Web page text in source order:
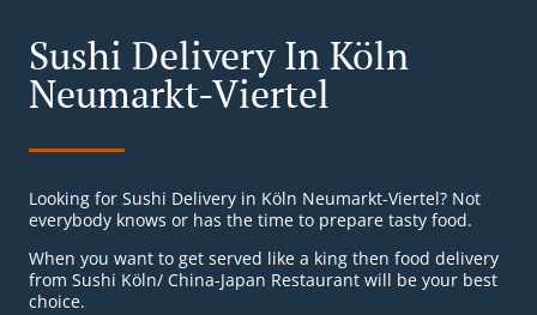
Sushi Delivery In Köln
Neumarkt-Viertel
Looking for Sushi Delivery in Köln Neumarkt-Viertel? Not
everybody knows or has the time to prepare tasty food.
When you want to get served like a king then food delivery
from Sushi Köln/ China-Japan Restaurant will be your best
choice.